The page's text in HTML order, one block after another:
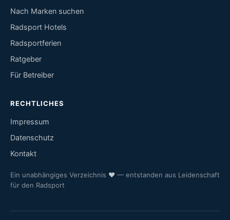
Nach Marken suchen
Radsport Hotels
Radsportferien
Ratgeber
Für Betreiber
RECHTLICHES
Impressum
Datenschutz
Kontakt
Ein unabhängiges Verzeichnis ♥ — entstanden aus Leidenschaft
für den Radsport